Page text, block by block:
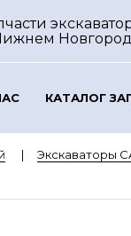
КАТАЛОГ
Экскаваторы